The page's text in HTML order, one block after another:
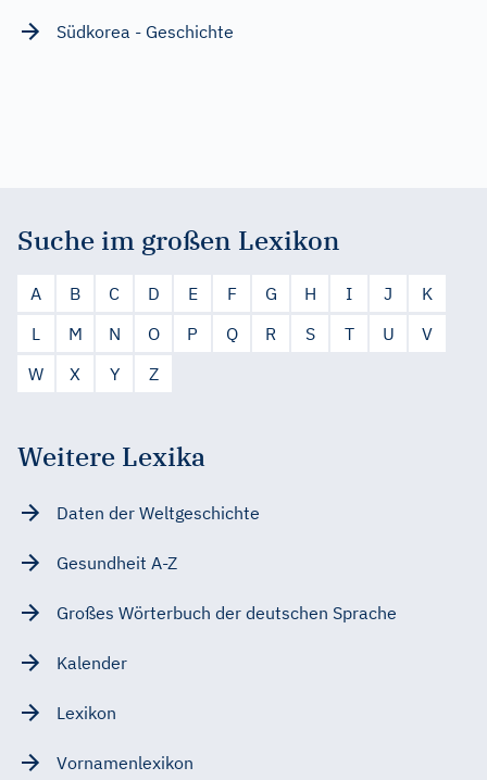
Südkorea - Geschichte
Suche im großen Lexikon
A B C D E F G H I J
K
L
M N O P Q R S T U
V
W
X Y Z
Weitere Lexika
Daten der Weltgeschichte
Gesundheit A-Z
Großes Wörterbuch der deutschen Sprache
Kalender
Lexikon
Vornamenlexikon